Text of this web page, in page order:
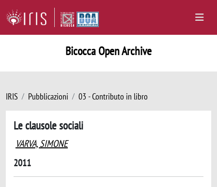
Bicocca Open Archive
IRIS Pubblicazioni 03 - Contributo in libro
Le clausole sociali
VARVA, SIMONE
2011